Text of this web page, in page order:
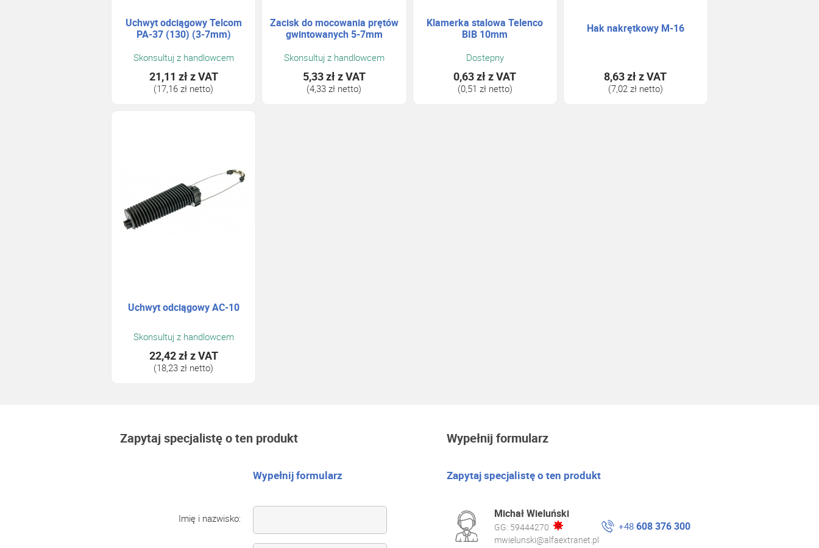
Uchwyt odciągowy Telcom
PA-37 (130) (3-7mm)
Skonsultuj z handlowcem
21,11 złz VAT
(17,16 zł netto)
Zacisk do mocowania prętów
gwintowanych 5-7mm
Skonsultuj z handlowcem
5,33 złz VAT
(4,33 zł netto)
Klamerka stalowa Telenco
BIB 10mm
Dostepny
0,63 złz VAT
(0,51 zł netto)
Hak nakrętkowy M-16
8,63 złz VAT
(7,02 zł netto)
Uchwyt odciągowy AC-10
Skonsultuj z handlowcem
22,42 złz VAT
(18,23 zł netto)
Zapytaj specjalistę o ten produkt
Wypełnij formularz
Imię i nazwisko:
Wypełnij formularz
Zapytaj specjalistę o ten produkt
Michał Wieluński
GG: 59444270
mwielunski@alfaextranet.pl
+48608 376 300